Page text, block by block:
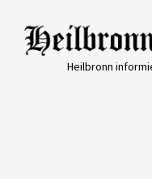
Heilbronn